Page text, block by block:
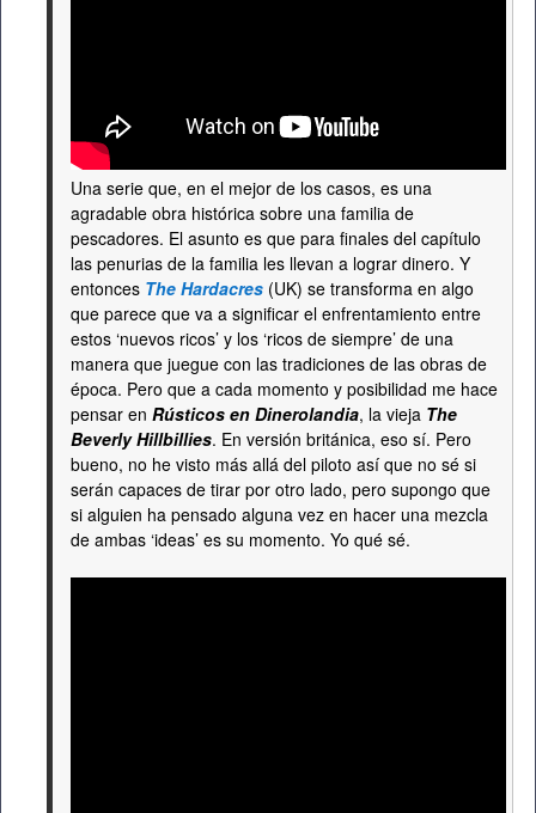
Una serie que, en el mejor de los casos, es una
agradable obra histórica sobre una familia de
pescadores. El asunto es que para finales del capítulo
las penurias de la familia les llevan a lograr dinero. Y
entonces The Hardacres (UK) se transforma en algo
que parece que va a significar el enfrentamiento entre
estos ‘nuevos ricos’ y los ‘ricos de siempre’ de una
manera que juegue con las tradiciones de las obras de
época. Pero que a cada momento y posibilidad me hace
pensar en Rústicos en Dinerolandia, la vieja The
Beverly Hillbillies. En versión británica, eso sí. Pero
bueno, no he visto más allá del piloto así que no sé si
serán capaces de tirar por otro lado, pero supongo que
si alguien ha pensado alguna vez en hacer una mezcla
de ambas ‘ideas’ es su momento. Yo qué sé.